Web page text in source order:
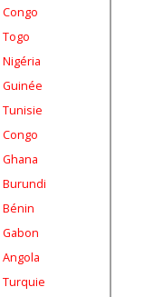
Congo
Togo
Nigéria
Guinée
Tunisie
Congo
Ghana
Burundi
Bénin
Gabon
Angola
Turquie